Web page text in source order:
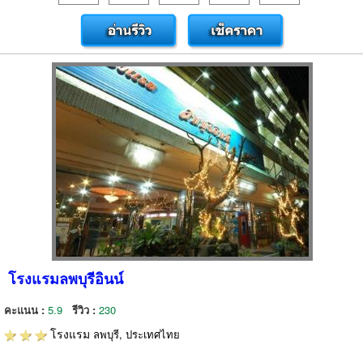
โรงแรมลพบุรีอินน์
คะแนน : 5.9 รีวิว : 230
โรงแรม ลพบุรี, ประเทศไทย